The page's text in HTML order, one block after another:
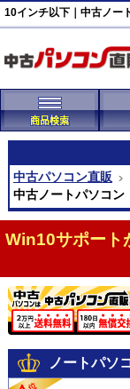
10インチ以下｜中古ノー
中古パソコン直販
中古ノートパソコ
Win10サポート
ノートパソ